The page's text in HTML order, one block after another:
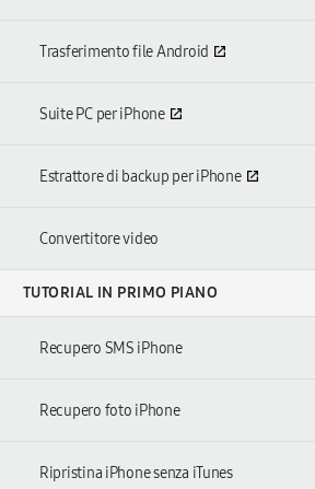
Trasferimento file Android
Suite PC per iPhone
Estrattore di backup per iPhone
Convertitore video
TUTORIAL IN PRIMO PIANO
Recupero SMS iPhone
Recupero foto iPhone
Ripristina iPhone senza iTunes